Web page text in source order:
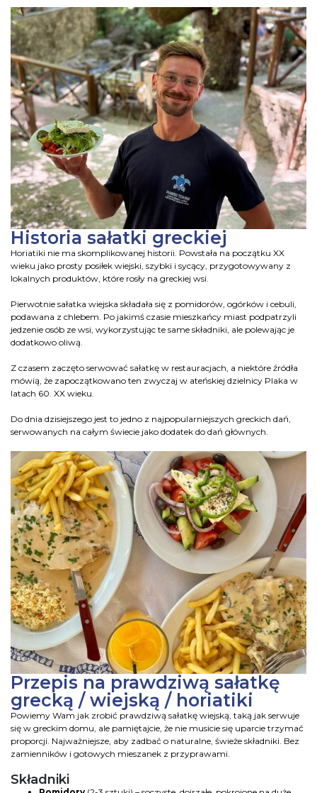
Historia sałatki greckiej
Horiatiki nie ma skomplikowanej historii. Powstała na początku XX
wieku jako prosty posiłek wiejski, szybki i sycący, przygotowywany z
lokalnych produktów, które rosły na greckiej wsi.
Pierwotnie sałatka wiejska składała się z pomidorów, ogórków i cebuli,
podawana z chlebem. Po jakimś czasie mieszkańcy miast podpatrzyli
jedzenie osób ze wsi, wykorzystując te same składniki, ale polewając je
dodatkowo oliwą.
Z czasem zaczęto serwować sałatkę w restauracjach, a niektóre źródła
mówią, że zapoczątkowano ten zwyczaj w ateńskiej dzielnicy Plaka w
latach 60. XX wieku.
Do dnia dzisiejszego jest to jedno z najpopularniejszych greckich dań,
serwowanych na całym świecie jako dodatek do dań głównych.
Przepis na prawdziwą sałatkę
grecką / wiejską / horiatiki
Powiemy Wam jak zrobić prawdziwą sałatkę wiejską, taką jak serwuje
się w greckim domu, ale pamiętajcie, że nie musicie się uparcie trzymać
proporcji. Najważniejsze, aby zadbać o naturalne, świeże składniki. Bez
zamienników i gotowych mieszanek z przyprawami.
Składniki